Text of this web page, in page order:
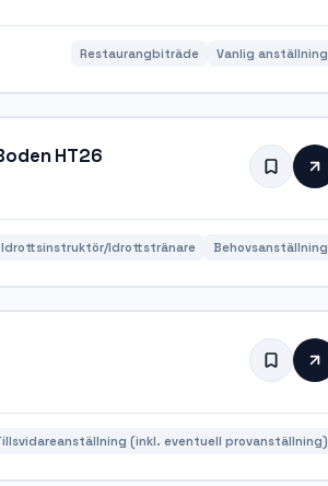
Restaurangbiträde Vanlig anställning
HT26
Idrottsinstruktör/Idrottstränare Behovsanställning
(inkl. eventuell provanställning)